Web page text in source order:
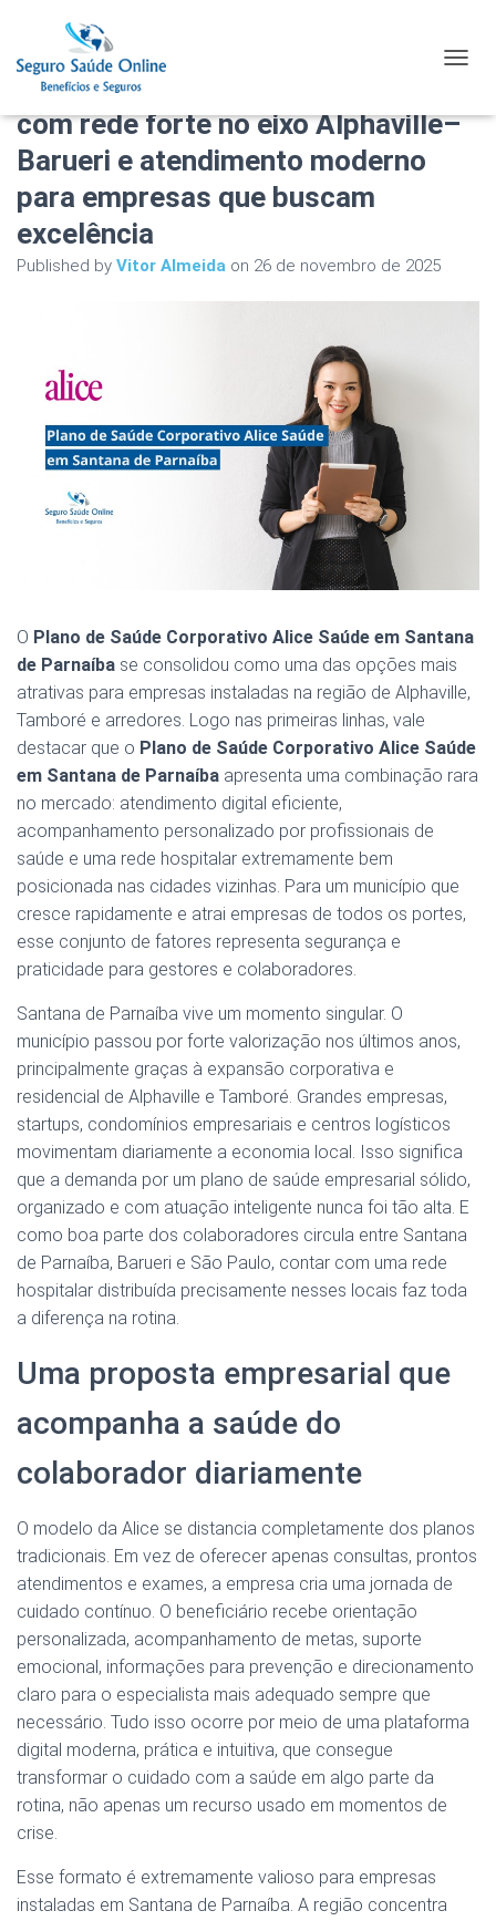
Plano de Saúde Corporativo Alice
Saúde em Santana de Parnaíba
com rede forte no eixo Alphaville–
Barueri e atendimento moderno
para empresas que buscam
excelência
Published by Vitor Almeida on 26 de novembro de 2025
O Plano de Saúde Corporativo Alice Saúde em Santana
de Parnaíba se consolidou como uma das opções mais
atrativas para empresas instaladas na região de Alphaville,
Tamboré e arredores. Logo nas primeiras linhas, vale
destacar que o Plano de Saúde Corporativo Alice Saúde
em Santana de Parnaíba apresenta uma combinação rara
no mercado: atendimento digital eficiente,
acompanhamento personalizado por profissionais de
saúde e uma rede hospitalar extremamente bem
posicionada nas cidades vizinhas. Para um município que
cresce rapidamente e atrai empresas de todos os portes,
esse conjunto de fatores representa segurança e
praticidade para gestores e colaboradores.
Santana de Parnaíba vive um momento singular. O
município passou por forte valorização nos últimos anos,
principalmente graças à expansão corporativa e
residencial de Alphaville e Tamboré. Grandes empresas,
startups, condomínios empresariais e centros logísticos
movimentam diariamente a economia local. Isso significa
que a demanda por um plano de saúde empresarial sólido,
organizado e com atuação inteligente nunca foi tão alta. E
como boa parte dos colaboradores circula entre Santana
de Parnaíba, Barueri e São Paulo, contar com uma rede
hospitalar distribuída precisamente nesses locais faz toda
a diferença na rotina.
Uma proposta empresarial que
acompanha a saúde do
colaborador diariamente
O modelo da Alice se distancia completamente dos planos
tradicionais. Em vez de oferecer apenas consultas, prontos
atendimentos e exames, a empresa cria uma jornada de
cuidado contínuo. O beneficiário recebe orientação
personalizada, acompanhamento de metas, suporte
emocional, informações para prevenção e direcionamento
claro para o especialista mais adequado sempre que
necessário. Tudo isso ocorre por meio de uma plataforma
digital moderna, prática e intuitiva, que consegue
transformar o cuidado com a saúde em algo parte da
rotina, não apenas um recurso usado em momentos de
crise.
Esse formato é extremamente valioso para empresas
instaladas em Santana de Parnaíba. A região concentra